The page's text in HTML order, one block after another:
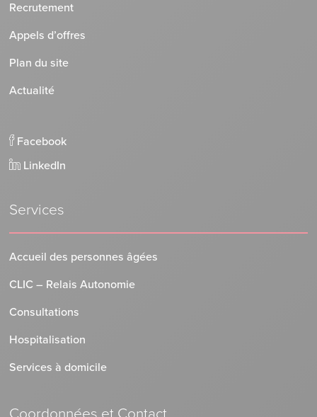
Recrutement
Appels d’offres
Plan du site
Actualité
Facebook
LinkedIn
Services
Accueil des personnes âgées
CLIC – Relais Autonomie
Consultations
Hospitalisation
Services à domicile